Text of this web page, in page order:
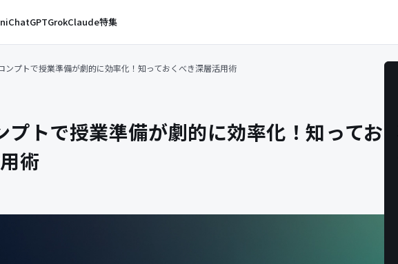
ChatGPTGrokClaude特集
ンプトで授業準備が劇的に効率化！知っておくべき深層活用術
トで授業準備が劇的に効率化！知ってお
術